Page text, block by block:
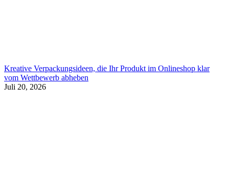
Kreative Verpackungsideen, die Ihr Produkt im Onlineshop klar
vom Wettbewerb abheben
Juli 20, 2026